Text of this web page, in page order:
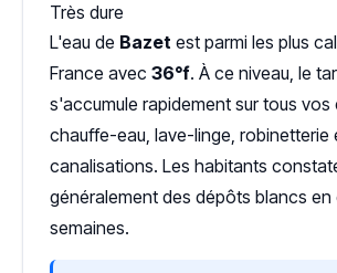
Très dure
L'eau de Bazet est parmi les plus
France avec 36°f. À ce niveau, le
s'accumule rapidement sur tous vos
chauffe-eau, lave-linge, robinetterie
canalisations. Les habitants
généralement des dépôts blancs en
semaines.